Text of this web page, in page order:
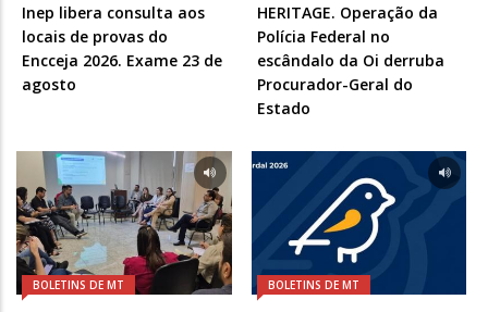
Inep libera consulta aos
locais de provas do
Encceja 2026. Exame 23 de
agosto
HERITAGE. Operação da
Polícia Federal no
escândalo da Oi derruba
Procurador-Geral do
Estado
BOLETINS DE MT BOLETINS DE MT